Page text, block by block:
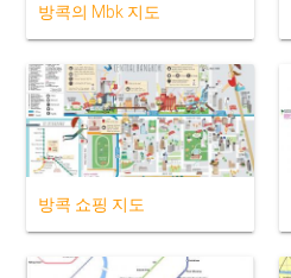
방콕의 Mbk 지도
방콕 쇼핑 지도